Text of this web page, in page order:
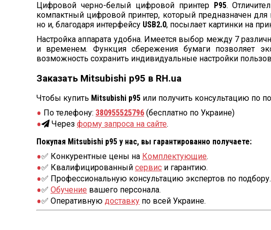
Цифровой черно-белый цифровой принтер P95.
компактный цифровой принтер, который предназначен
но и, благодаря интерфейсу USB2.0, посылает картинки на
Настройка аппарата удобна. Имеется выбор между 7
и временем. Функция сбережения бумаги позволяет
возможность сохранить индивидуальные настройки
Заказать Mitsubishi p95 в RH.ua
Чтобы купить Mitsubishi p95 или получить консультацию по
По телефону: 380955525796 (бесплатно по Украине)
Через форму запроса на сайте.
Покупая Mitsubishi p95 у нас, вы гарантированно получаете:
✅ Конкурентные цены на Комплектующие.
✅ Квалифицированный сервис и гарантию.
✅ Профессиональную консультацию экспертов по подбору.
✅ Обучение вашего персонала.
✅ Оперативную доставку по всей Украине.